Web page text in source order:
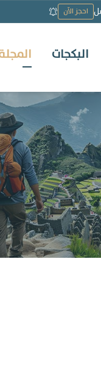
احجز الآن
البكجات